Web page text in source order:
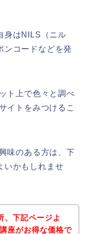
身はNILS（ニル
ンコードなどを発
ト上で色々と調べ
イトをみつけるこ
味のある方は、下
いかもしれませ
、下記ページよ
座がお得な価格で